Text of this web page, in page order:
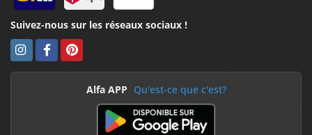
Suivez-nous sur les réseaux sociaux !
Alfa APP Qu'est-ce que c'est?